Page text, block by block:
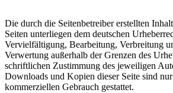
Die durch die Seitenbetreiber erstellten
Seiten unterliegen dem deutschen
Vervielfältigung, Bearbeitung, Verbreitung
Verwertung außerhalb der Grenzen des
schriftlichen Zustimmung des jeweiligen
Downloads und Kopien dieser Seite sind
kommerziellen Gebrauch gestattet.